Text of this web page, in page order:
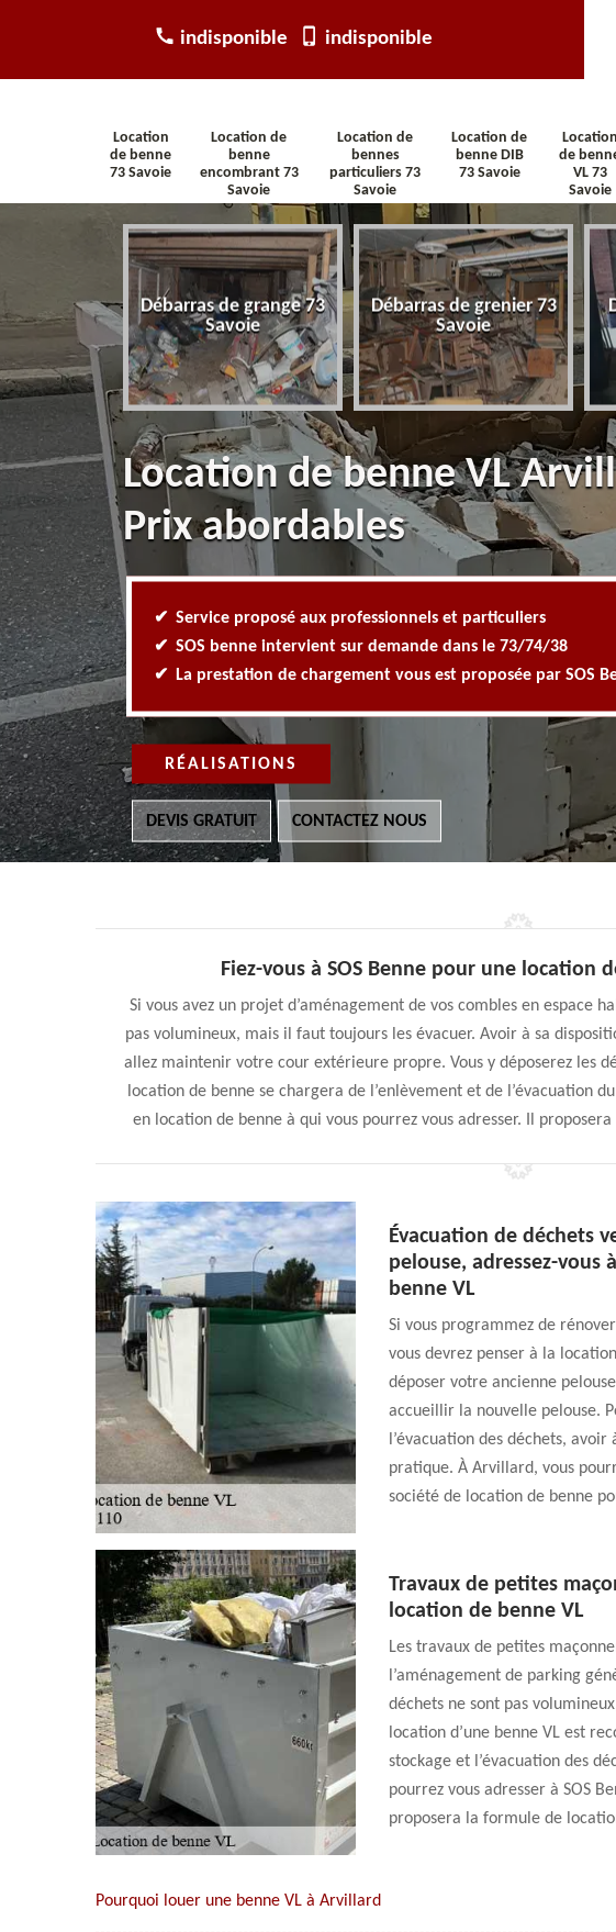
indisponible indisponible
Location
de benne
73 Savoie
Location de
benne
encombrant 73
Savoie
Location de
bennes
particuliers 73
Savoie
Location de
benne DIB
73 Savoie
Location
de
VL 73
Savoie
73
Débarras de grange 73
Savoie
Débarras de grenier 73
Savoie
Location de benne VL
Prix abordables
Service proposé aux professionnels et particuliers
SOS benne intervient sur demande dans le 73/74/38
La prestation de chargement vous est proposée par SOS
RÉALISATIONS
DEVIS GRATUIT CONTACTEZ NOUS
Fiez-vous à SOS Benne pour une location
Si vous avez un projet d’aménagement de vos combles en espace
pas volumineux, mais il faut toujours les évacuer. Avoir à sa
allez maintenir votre cour extérieure propre. Vous y déposerez les
location de benne se chargera de l’enlèvement et de l’évacuation
en location de benne à qui vous pourrez vous adresser. Il
Évacuation de déchets
pelouse, adressez-vous
benne VL
Si vous programmez de
vous devrez penser à la
déposer votre ancienne
accueillir la nouvelle pelouse.
l’évacuation des déchets,
pratique. À Arvillard, vous
société de location de benne
Travaux de petites
location de benne VL
Les travaux de petites
l’aménagement de parking
déchets ne sont pas
location d’une benne VL est
stockage et l’évacuation des
pourrez vous adresser à SOS
proposera la formule de
Pourquoi louer une benne VL à Arvillard